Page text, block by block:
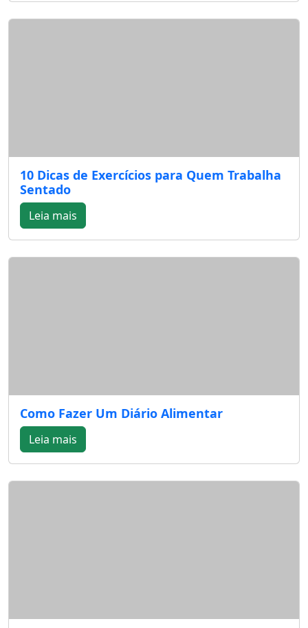
10 Dicas de Exercícios para Quem Trabalha
Sentado
Leia mais
Como Fazer Um Diário Alimentar
Leia mais